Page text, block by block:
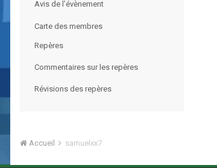
Avis de l’évènement
Carte des membres
Repères
Commentaires sur les repères
Révisions des repères
Accueil samuelxx7